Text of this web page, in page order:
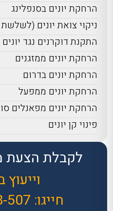
לקבלת הצעת
חייגו: 507
הרחקת יונים בסנפלינג
ניקוי צואת יונים (לשלשת
התקנת דוקרנים נגד יונים
הרחקת יונים ממזגנים
הרחקת יונים בדרום
הרחקת יונים ממפעל
הרחקת יונים מפאנלים
פינוי קן יונים